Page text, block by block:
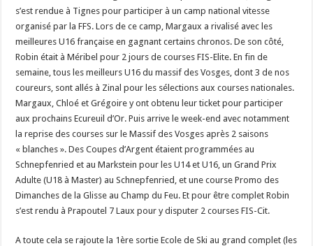
s’est rendue à Tignes pour participer à un camp national vitesse
organisé par la FFS. Lors de ce camp, Margaux a rivalisé avec les
meilleures U16 française en gagnant certains chronos. De son côté,
Robin était à Méribel pour 2 jours de courses FIS-Elite. En fin de
semaine, tous les meilleurs U16 du massif des Vosges, dont 3 de nos
coureurs, sont allés à Zinal pour les sélections aux courses nationales.
Margaux, Chloé et Grégoire y ont obtenu leur ticket pour participer
aux prochains Ecureuil d’Or. Puis arrive le week-end avec notamment
la reprise des courses sur le Massif des Vosges après 2 saisons
« blanches ». Des Coupes d’Argent étaient programmées au
Schnepfenried et au Markstein pour les U14 et U16, un Grand Prix
Adulte (U18 à Master) au Schnepfenried, et une course Promo des
Dimanches de la Glisse au Champ du Feu. Et pour être complet Robin
s’est rendu à Prapoutel 7 Laux pour y disputer 2 courses FIS-Cit.
A toute cela se rajoute la 1ère sortie Ecole de Ski au grand complet (les